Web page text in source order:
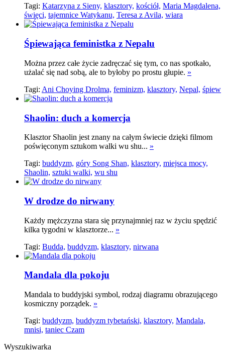
Tagi: Katarzyna z Sieny, klasztory, kościół, Maria Magdalena,
święci, tajemnice Watykanu, Teresa z Avila, wiara
Śpiewająca feministka z Nepalu
Można przez całe życie zadręczać się tym, co nas spotkało,
użalać się nad sobą, ale to byłoby po prostu głupie. »
Tagi: Ani Choying Drolma, feminizm, klasztory, Nepal, śpiew
Shaolin: duch a komercja
Klasztor Shaolin jest znany na całym świecie dzięki filmom
poświęconym sztukom walki wu shu... »
Tagi: buddyzm, góry Song Shan, klasztory, miejsca mocy,
Shaolin, sztuki walki, wu shu
W drodze do nirwany
Każdy mężczyzna stara się przynajmniej raz w życiu spędzić
kilka tygodni w klasztorze... »
Tagi: Budda, buddyzm, klasztory, nirwana
Mandala dla pokoju
Mandala to buddyjski symbol, rodzaj diagramu obrazującego
kosmiczny porządek. »
Tagi: buddyzm, buddyzm tybetański, klasztory, Mandala,
mnisi, taniec Czam
Wyszukiwarka